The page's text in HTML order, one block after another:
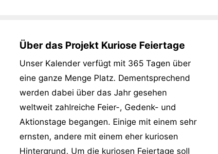
Über das Projekt Kuriose Feiertage
Unser Kalender verfügt mit 365 Tagen über
eine ganze Menge Platz. Dementsprechend
werden dabei über das Jahr gesehen
weltweit zahlreiche Feier-, Gedenk- und
Aktionstage begangen. Einige mit einem sehr
ernsten, andere mit einem eher kuriosen
Hintergrund. Um die kuriosen Feiertage soll